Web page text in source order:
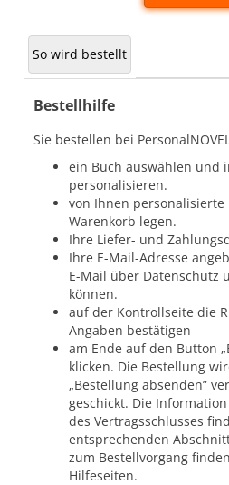
So wird bestellt
Bestellhilfe
Sie bestellen bei
ein Buch auswählen und
personalisieren.
von Ihnen personalisierte
Warenkorb legen.
Ihre Liefer- und
Ihre E-Mail-Adresse
E-Mail über Datenschutz
können.
auf der Kontrollseite die
Angaben bestätigen
am Ende auf den Button
klicken. Die Bestellung
„Bestellung absenden”
geschickt. Die
des Vertragsschlusses
entsprechenden
zum Bestellvorgang
Hilfeseiten.